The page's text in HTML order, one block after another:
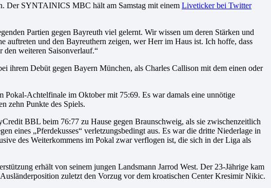
Der SYNTAINICS MBC hält am Samstag mit einem Liveticker bei Twitter
Partien gegen Bayreuth viel gelernt. Wir wissen um deren Stärken und
auftreten und den Bayreuthern zeigen, wer Herr im Haus ist. Ich hoffe, dass
den weiteren Saisonverlauf.“
ihrem Debüt gegen Bayern München, als Charles Callison mit dem einen oder
Pokal-Achtelfinale im Oktober mit 75:69. Es war damals eine unnötige
zehn Punkte des Spiels.
BBL beim 76:77 zu Hause gegen Braunschweig, als sie zwischenzeitlich
eines „Pferdekusses“ verletzungsbedingt aus. Es war die dritte Niederlage in
des Weiterkommens im Pokal zwar verflogen ist, die sich in der Liga als
erhält von seinem jungen Landsmann Jarrod West. Der 23-Jährige kam
zuletzt den Vorzug vor dem kroatischen Center Kresimir Nikic.